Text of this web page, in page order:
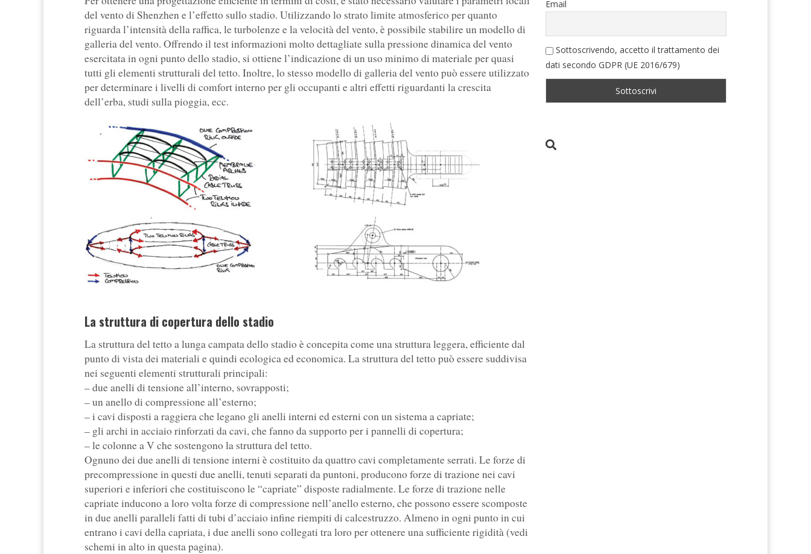
del vento di Shenzhen e l’effetto sullo stadio. Utilizzando lo strato limite atmosferico per quanto
riguarda l’intensità della raffica, le turbolenze e la velocità del vento, è possibile stabilire un modello di
galleria del vento. Offrendo il test informazioni molto dettagliate sulla pressione dinamica del vento
esercitata in ogni punto dello stadio, si ottiene l’indicazione di un uso minimo di materiale per quasi
tutti gli elementi strutturali del tetto. Inoltre, lo stesso modello di galleria del vento può essere utilizzato
per determinare i livelli di comfort interno per gli occupanti e altri effetti riguardanti la crescita
dell’erba, studi sulla pioggia, ecc.
La struttura di copertura dello stadio
La struttura del tetto a lunga campata dello stadio è concepita come una struttura leggera, efficiente dal
punto di vista dei materiali e quindi ecologica ed economica. La struttura del tetto può essere suddivisa
nei seguenti elementi strutturali principali:
– due anelli di tensione all’interno, sovrapposti;
– un anello di compressione all’esterno;
– i cavi disposti a raggiera che legano gli anelli interni ed esterni con un sistema a capriate;
– gli archi in acciaio rinforzati da cavi, che fanno da supporto per i pannelli di copertura;
– le colonne a V che sostengono la struttura del tetto.
Ognuno dei due anelli di tensione interni è costituito da quattro cavi completamente serrati. Le forze di
precompressione in questi due anelli, tenuti separati da puntoni, producono forze di trazione nei cavi
superiori e inferiori che costituiscono le “capriate” disposte radialmente. Le forze di trazione nelle
capriate inducono a loro volta forze di compressione nell’anello esterno, che possono essere scomposte
in due anelli paralleli fatti di tubi d’acciaio infine riempiti di calcestruzzo. Almeno in ogni punto in cui
entrano i cavi della capriata, i due anelli sono collegati tra loro per ottenere una sufficiente rigidità (vedi
schemi in alto in questa pagina).
Email
Sottoscrivendo, accetto il trattamento dei
dati secondo GDPR (UE 2016/679)